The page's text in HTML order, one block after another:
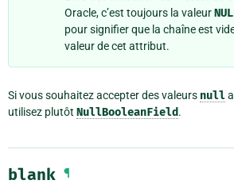
Oracle, c’est toujours la valeur
pour signifier que la chaîne est
valeur de cet attribut.
Si vous souhaitez accepter des valeurs null
utilisez plutôt NullBooleanField.
blank ¶